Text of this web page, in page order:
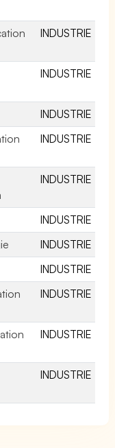
INDUSTRIE
INDUSTRIE
INDUSTRIE
INDUSTRIE
INDUSTRIE
INDUSTRIE
INDUSTRIE
INDUSTRIE
INDUSTRIE
INDUSTRIE
INDUSTRIE